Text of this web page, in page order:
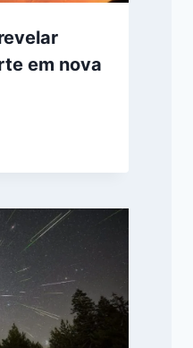
em nova